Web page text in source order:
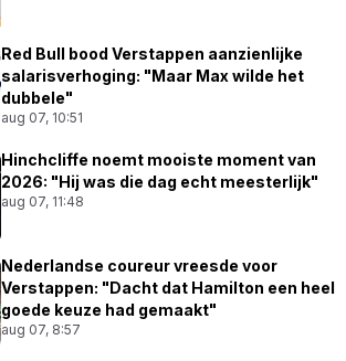
Red Bull bood Verstappen aanzienlijke
salarisverhoging: "Maar Max wilde het
dubbele"
aug 07, 10:51
Hinchcliffe noemt mooiste moment van
2026: "Hij was die dag echt meesterlijk"
aug 07, 11:48
Nederlandse coureur vreesde voor
Verstappen: "Dacht dat Hamilton een heel
goede keuze had gemaakt"
aug 07, 8:57